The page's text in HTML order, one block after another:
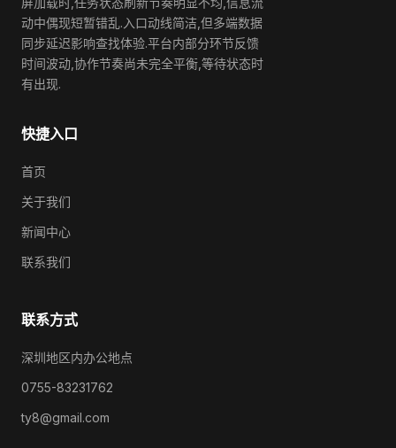
动中偶现短暂错乱.入口动线简洁,但多端数据
同步延迟影响查找体验.平台内部分环节反馈
时间波动,协作节奏尚未完全平衡,等待状态时
有出现.
快捷入口
首页
关于我们
新闻中心
联系我们
联系方式
深圳地区内办公地点
0755-83231762
ty8@gmail.com